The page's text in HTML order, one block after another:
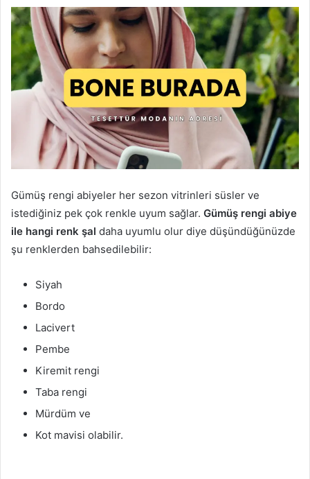
Gümüş rengi abiyeler her sezon vitrinleri süsler ve
istediğiniz pek çok renkle uyum sağlar. Gümüş rengi abiye
ile hangi renk şal daha uyumlu olur diye düşündüğünüzde
şu renklerden bahsedilebilir:
Siyah
Bordo
Lacivert
Pembe
Kiremit rengi
Taba rengi
Mürdüm ve
Kot mavisi olabilir.